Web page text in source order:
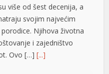
više od šest decenija, a
svojim najvećim
Njihova životna
i zajedništvo
Ovo […][...]